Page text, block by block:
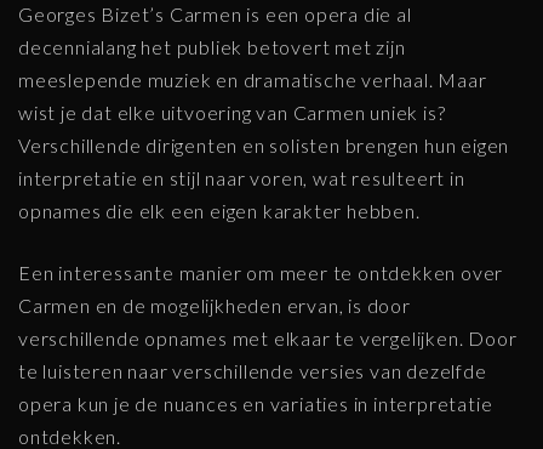
Georges Bizet’s Carmen is een opera die al
decennialang het publiek betovert met zijn
meeslepende muziek en dramatische verhaal. Maar
wist je dat elke uitvoering van Carmen uniek is?
Verschillende dirigenten en solisten brengen hun eigen
interpretatie en stijl naar voren, wat resulteert in
opnames die elk een eigen karakter hebben.
Een interessante manier om meer te ontdekken over
Carmen en de mogelijkheden ervan, is door
verschillende opnames met elkaar te vergelijken. Door
te luisteren naar verschillende versies van dezelfde
opera kun je de nuances en variaties in interpretatie
ontdekken.